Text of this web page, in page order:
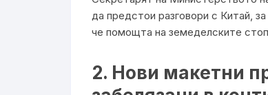
да предстои разговори с Китай,
че помощта на земеделските
2. Нови макетни